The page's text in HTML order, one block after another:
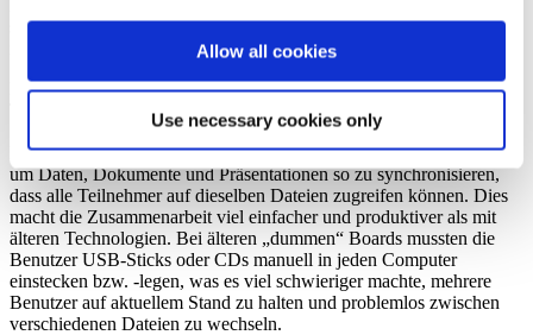
Allow all cookies
Use necessary cookies only
sich zusammenzusetzen und Probleme zu besprechen, mit denen sie
individuell und gemeinschaftlich konfrontiert sind.
Eine der besten Möglichkeiten, die Produktivität zu steigern und die
Teambildung im Büro zu fördern, sind Smartboards. Die heutigen
Smartboards für Unternehmen ermöglichen es den Benutzern, ihre
Bürosoftware nahtlos mit ihrer Präsentationshardware zu integrieren,
um Daten, Dokumente und Präsentationen so zu synchronisieren,
dass alle Teilnehmer auf dieselben Dateien zugreifen können. Dies
macht die Zusammenarbeit viel einfacher und produktiver als mit
älteren Technologien. Bei älteren „dummen“ Boards mussten die
Benutzer USB-Sticks oder CDs manuell in jeden Computer
einstecken bzw. -legen, was es viel schwieriger machte, mehrere
Benutzer auf aktuellem Stand zu halten und problemlos zwischen
verschiedenen Dateien zu wechseln.